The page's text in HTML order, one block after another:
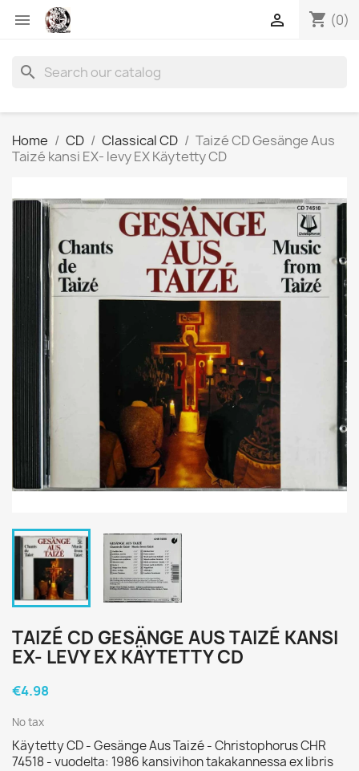
 shopping_cart (0)

search
Home CD Classical CD
Taizé CD Gesänge Aus
Taizé kansi EX- levy EX Käytetty CD
TAIZÉ CD GESÄNGE AUS TAIZÉ KANSI
EX- LEVY EX KÄYTETTY CD
€4.98
No tax
Käytetty CD - Gesänge Aus Taizé - Christophorus CHR
74518 - vuodelta: 1986 kansivihon takakannessa ex libris